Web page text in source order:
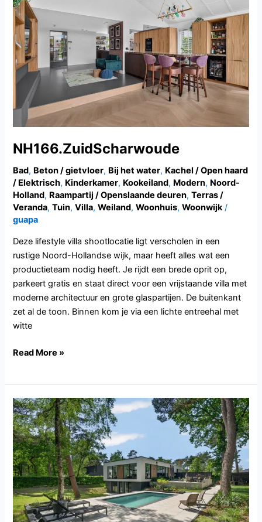
NH166.ZuidScharwoude
Bad, Beton / gietvloer, Bij het water, Kachel / Open haard
/ Elektrisch, Kinderkamer, Kookeiland, Modern, Noord-
Holland, Raampartij / Openslaande deuren,Terras /
Veranda,Tuin,Villa,Weiland,Woonhuis,Woonwijk/
guapa
Deze lifestyle villa shootlocatie ligt verscholen in een
rustige Noord-Hollandse wijk, maar heeft alles wat een
productieteam nodig heeft. Je rijdt een brede oprit op,
parkeert gratis en staat direct voor een vrijstaande villa met
moderne architectuur en grote glaspartijen. De buitenkant
zet al de toon. Binnen kom je via een lichte entreehal met
witte
Read More »
UT118.Bilthoven